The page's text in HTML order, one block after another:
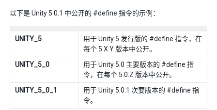
以下是 Unity 5.0.1 中公开的 #define 指令的示例：
UNITY_5
用于 Unity 5 发行版的 #define 指令，在
每个 5.X.Y 版本中公开。
UNITY_5_0
用于 Unity 5.0 主要版本的 #define 指
令，在每个 5.0.Z 版本中公开。
UNITY_5_0_1
用于 Unity 5.0.1 次要版本的 #define 指
令。